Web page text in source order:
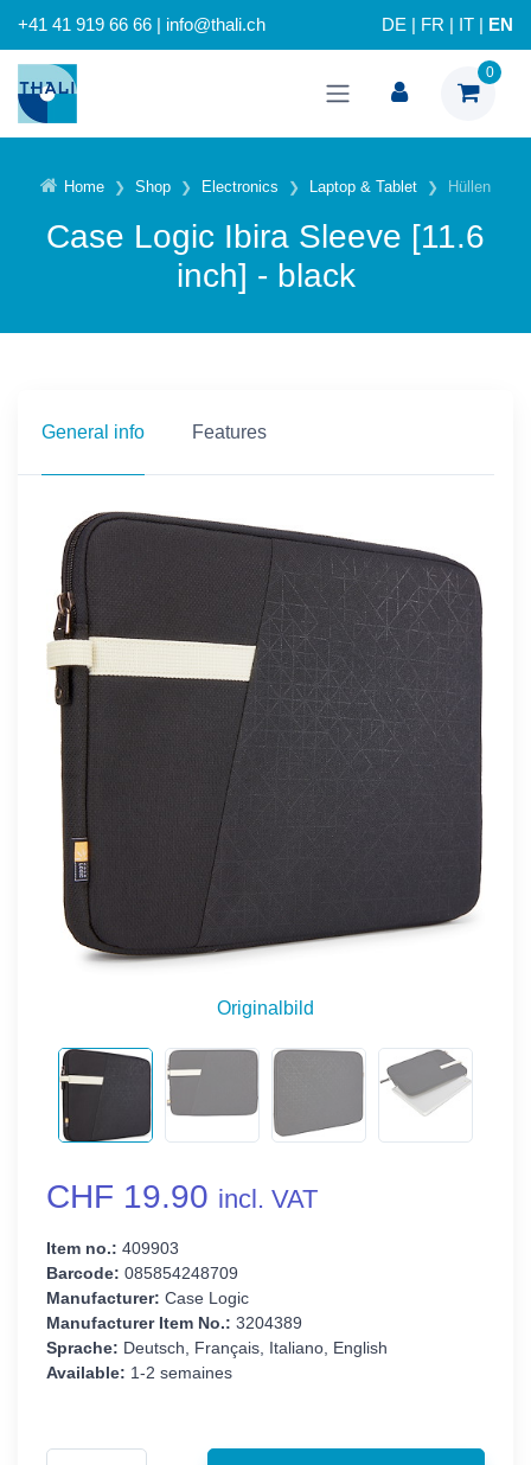
+41 41 919 66 66 | info@thali.ch DE FR IT EN
0
Home Shop Electronics Laptop & Tablet Hüllen
Case Logic Ibira Sleeve [11.6
inch] - black
General info Features
Originalbild
CHF 19.90 incl. VAT
Item no.: 409903
Barcode: 085854248709
Manufacturer: Case Logic
Manufacturer Item No.: 3204389
Sprache: Deutsch, Français, Italiano, English
Available: 1-2 semaines